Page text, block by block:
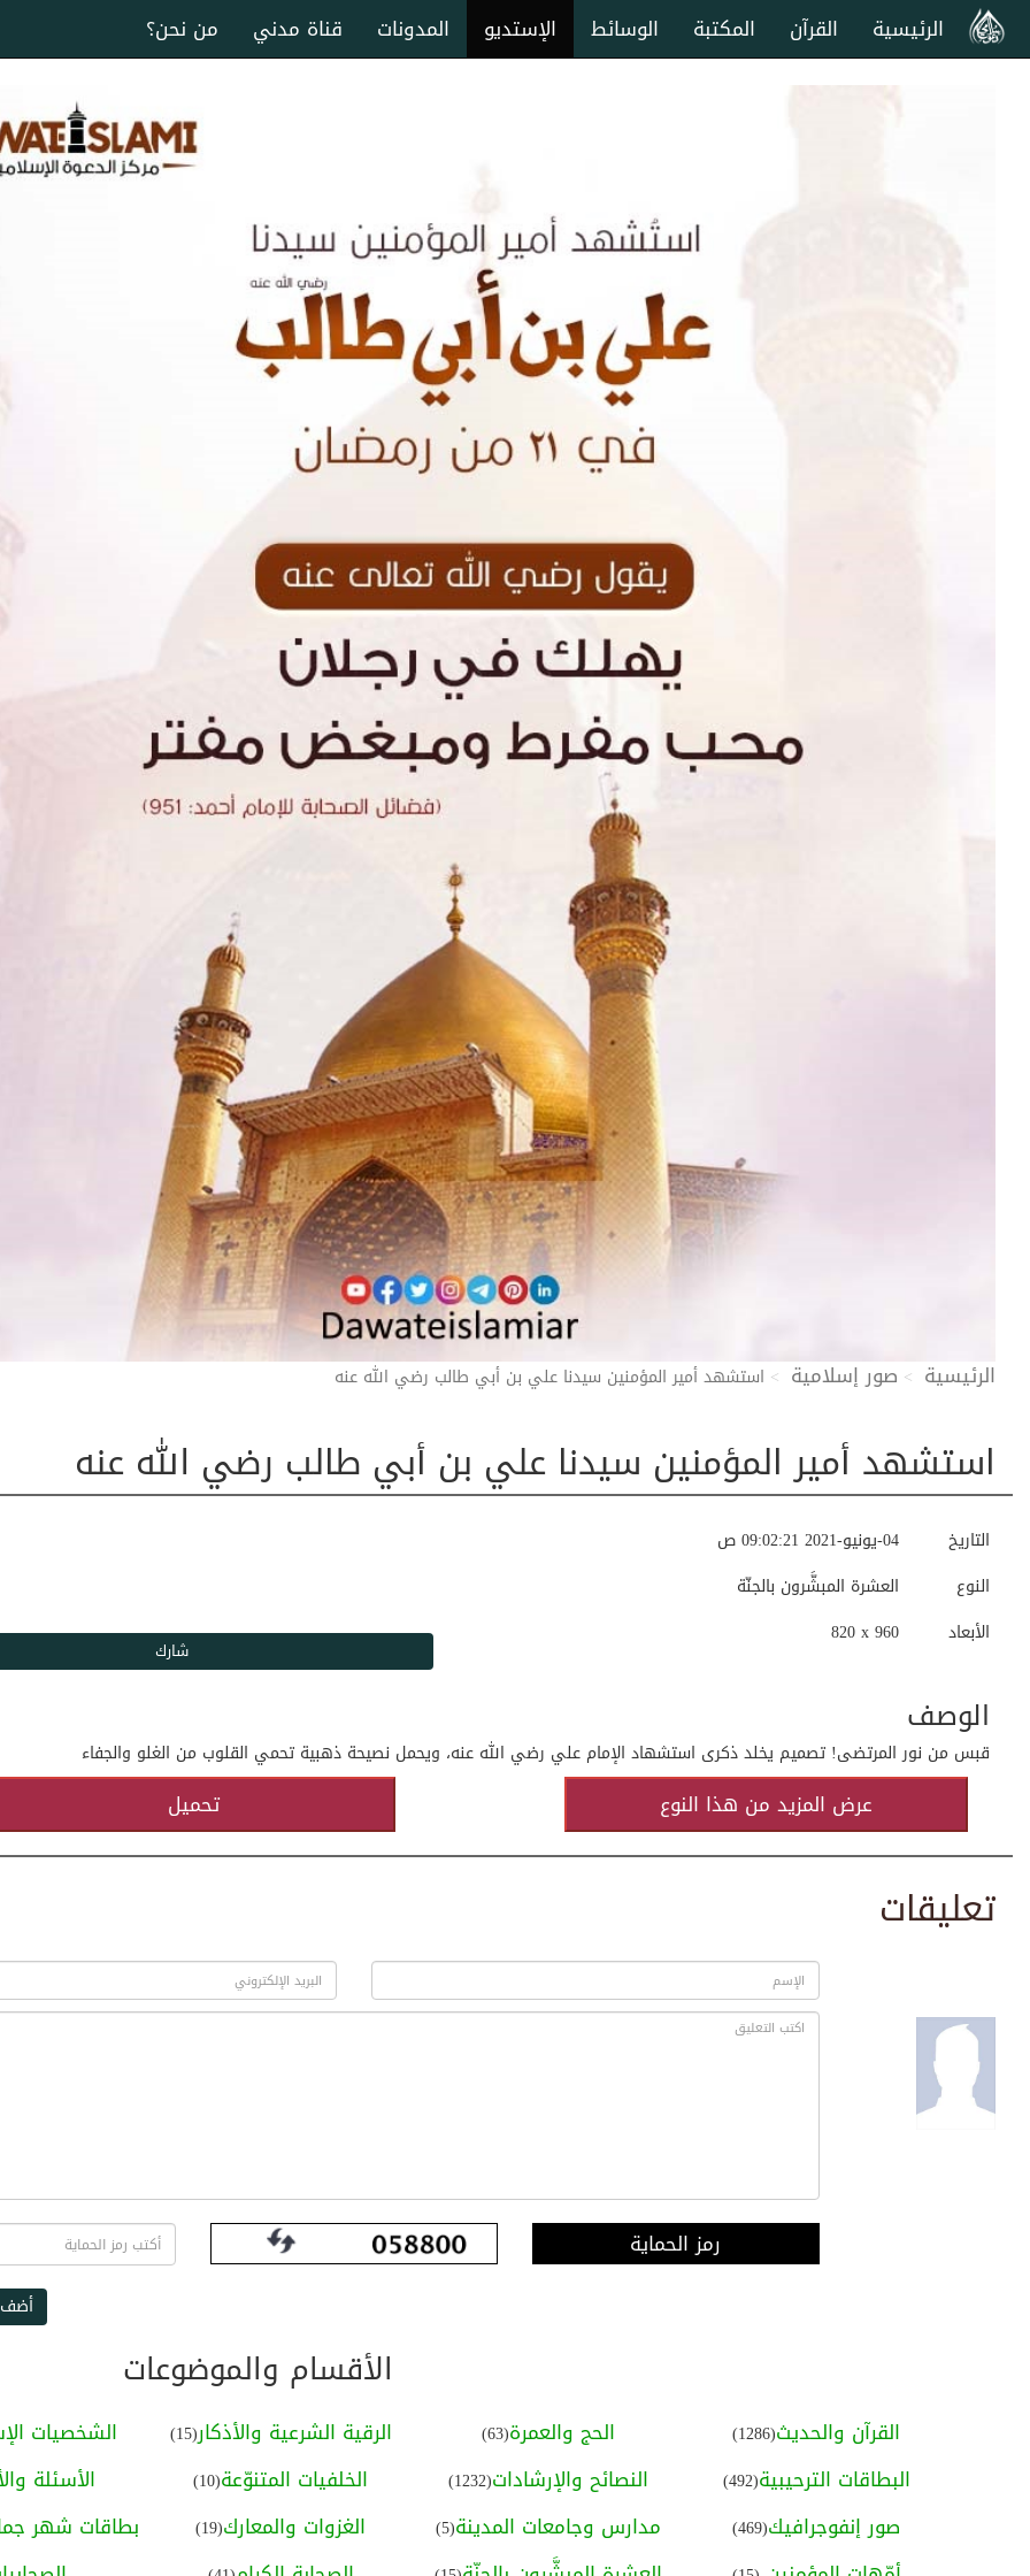
من نحن؟ قناة مدني المدونات الإستديو الوسائط المكتبة القرآن الرئيسية
الرئيسية صور إسلامية استشهد أمير المؤمنين سيدنا علي بن أبي طالب رضي الله عنه
استشهد أمير المؤمنين سيدنا علي بن أبي طالب رضي الله عنه
04-يونيو-2021 09:02:21 ص
التاريخ
العشرة المبشَّرون بالجنّة
النوع
820 x 960
الأبعاد
الوصف
قبس من نور المرتضى! تصميم يخلد ذكرى استشهاد الإمام علي رضي الله عنه، ويحمل نصيحة ذهبية تحمي القلوب من الغلو والجفاء
تحميل عرض المزيد من هذا النوع
تعليقات
رمز الحماية
الأقسام والموضوعات
القرآن والحديث(1286) الحج والعمرة(63) الرقية الشرعية والأذكار(15) الشخصيات
البطاقات الترحيبية(492) النصائح والإرشادات(1232) الخلفيات المتنوّعة(10) الأسئلة
صور إنفوجرافيك(469) مدارس وجامعات المدينة(5) الغزوات والمعارك(19) بطاقات شهر